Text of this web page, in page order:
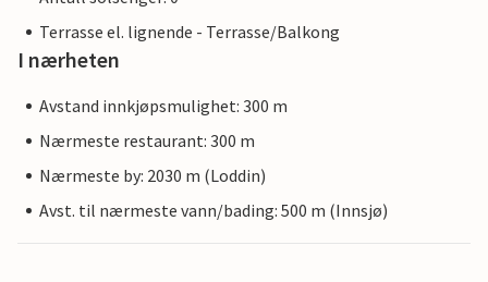
Terrasse el. lignende - Terrasse/Balkong
I nærheten
Avstand innkjøpsmulighet: 300 m
Nærmeste restaurant: 300 m
Nærmeste by: 2030 m (Loddin)
Avst. til nærmeste vann/bading: 500 m (Innsjø)